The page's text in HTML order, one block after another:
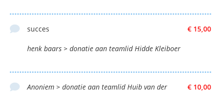
€ 15,00
succes
henk baars > donatie aan teamlid Hidde Kleiboer
€ 10,00
Anoniem > donatie aan teamlid Huib van der